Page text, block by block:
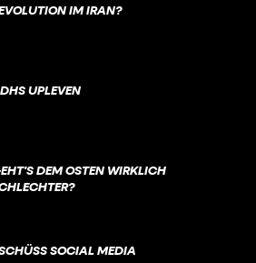
IM IRAN?
UPLEVEN
DEM OSTEN WIRKLICH
SOCIAL MEDIA